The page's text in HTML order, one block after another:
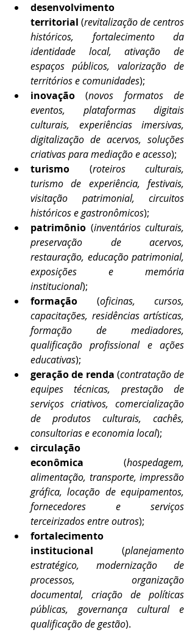
desenvolvimento
territorial (revitalização de centros
históricos, fortalecimento da
identidade local, ativação de
espaços públicos, valorização de
territórios e comunidades);
inovação (novos formatos de
eventos, plataformas digitais
culturais, experiências imersivas,
digitalização de acervos, soluções
criativas para mediação e acesso);
turismo (roteiros culturais,
turismo de experiência, festivais,
visitação patrimonial, circuitos
históricos e gastronômicos);
patrimônio (inventários culturais,
preservação de acervos,
restauração, educação patrimonial,
exposições e memória
institucional);
formação (oficinas, cursos,
capacitações, residências artísticas,
formação de mediadores,
qualificação profissional e ações
educativas);
geração de renda (contratação de
equipes técnicas, prestação de
serviços criativos, comercialização
de produtos culturais, cachês,
consultorias e economia local);
circulação
econômica (hospedagem,
alimentação, transporte, impressão
gráfica, locação de equipamentos,
fornecedores e serviços
terceirizados entre outros);
fortalecimento
institucional (planejamento
estratégico, modernização de
processos, organização
documental, criação de políticas
públicas, governança cultural e
qualificação de gestão).